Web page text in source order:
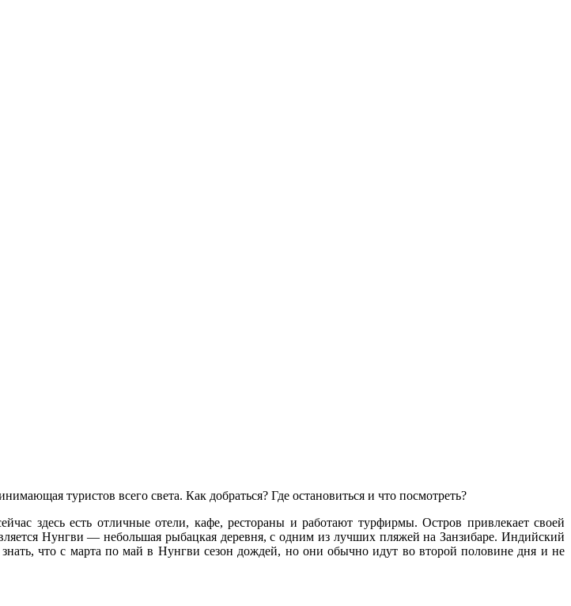
туристов всего света. Как добраться? Где остановиться и что посмотреть?
здесь есть отличные отели, кафе, рестораны и работают турфирмы. Остров привлекает своей
Нунгви — небольшая рыбацкая деревня, с одним из лучших пляжей на Занзибаре. Индийский
что с марта по май в Нунгви сезон дождей, но они обычно идут во второй половине дня и не